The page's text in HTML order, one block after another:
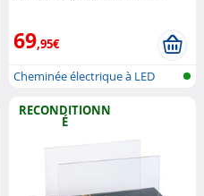
69,95€
Cheminée électrique à LED
RECONDITIONN
É